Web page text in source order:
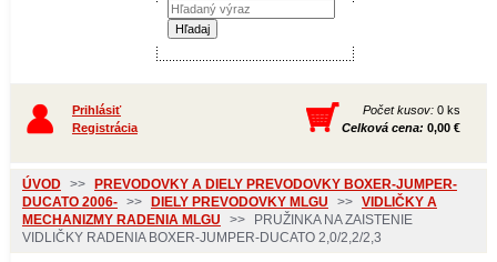
Prihlásiť
Registrácia
Počet kusov: 0 ks
Celková cena: 0,00 €
ÚVOD >>
PREVODOVKY A DIELY PREVODOVKY BOXER-JUMPER-
DUCATO 2006- >> DIELY PREVODOVKY MLGU >> VIDLIČKY A
MECHANIZMY RADENIA MLGU
>>
PRUŽINKA NA ZAISTENIE
VIDLIČKY RADENIA BOXER-JUMPER-DUCATO 2,0/2,2/2,3